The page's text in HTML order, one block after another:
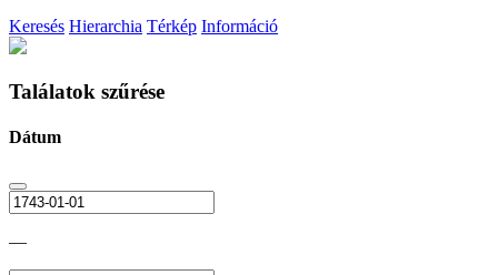
Keresés Hierarchia Térkép Információ
Találatok szűrése
Dátum
—